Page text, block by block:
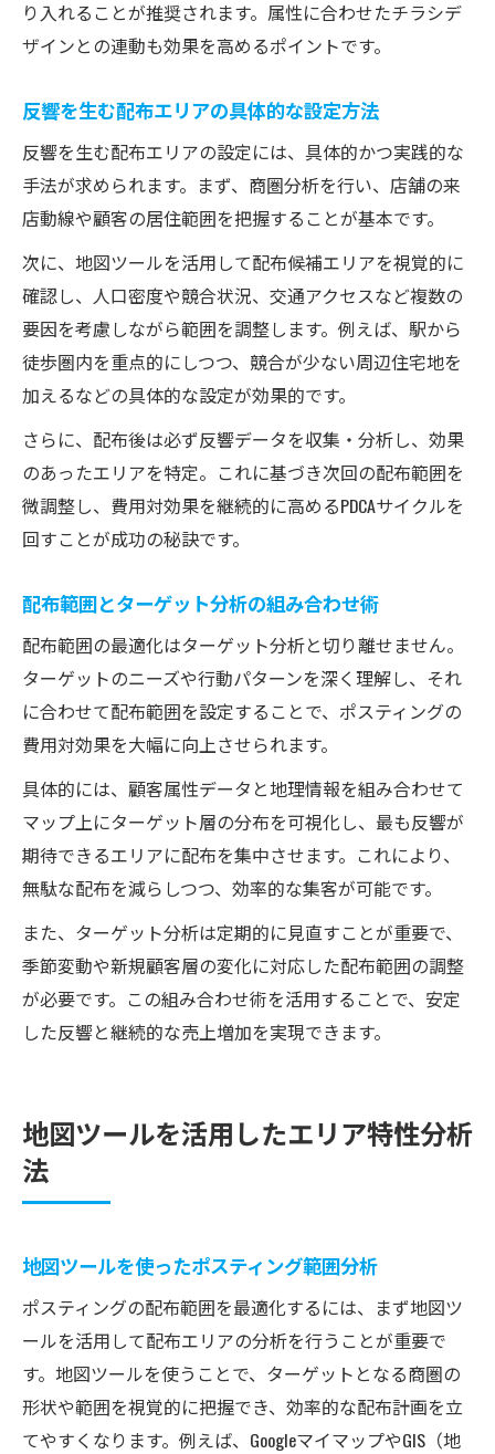
り入れることが推奨されます。属性に合わせたチラシデ
ザインとの連動も効果を高めるポイントです。
反響を生む配布エリアの具体的な設定方法
反響を生む配布エリアの設定には、具体的かつ実践的な
手法が求められます。まず、商圏分析を行い、店舗の来
店動線や顧客の居住範囲を把握することが基本です。
次に、地図ツールを活用して配布候補エリアを視覚的に
確認し、人口密度や競合状況、交通アクセスなど複数の
要因を考慮しながら範囲を調整します。例えば、駅から
徒歩圏内を重点的にしつつ、競合が少ない周辺住宅地を
加えるなどの具体的な設定が効果的です。
さらに、配布後は必ず反響データを収集・分析し、効果
のあったエリアを特定。これに基づき次回の配布範囲を
微調整し、費用対効果を継続的に高めるPDCAサイクルを
回すことが成功の秘訣です。
配布範囲とターゲット分析の組み合わせ術
配布範囲の最適化はターゲット分析と切り離せません。
ターゲットのニーズや行動パターンを深く理解し、それ
に合わせて配布範囲を設定することで、ポスティングの
費用対効果を大幅に向上させられます。
具体的には、顧客属性データと地理情報を組み合わせて
マップ上にターゲット層の分布を可視化し、最も反響が
期待できるエリアに配布を集中させます。これにより、
無駄な配布を減らしつつ、効率的な集客が可能です。
また、ターゲット分析は定期的に見直すことが重要で、
季節変動や新規顧客層の変化に対応した配布範囲の調整
が必要です。この組み合わせ術を活用することで、安定
した反響と継続的な売上増加を実現できます。
地図ツールを活用したエリア特性分析
法
地図ツールを使ったポスティング範囲分析
ポスティングの配布範囲を最適化するには、まず地図ツ
ールを活用して配布エリアの分析を行うことが重要で
す。地図ツールを使うことで、ターゲットとなる商圏の
形状や範囲を視覚的に把握でき、効率的な配布計画を立
てやすくなります。例えば、GoogleマイマップやGIS（地